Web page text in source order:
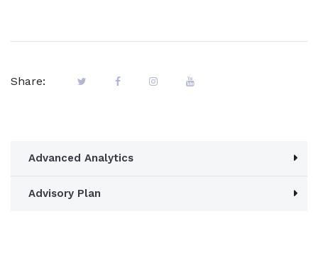
Share:
Advanced Analytics
Advisory Plan